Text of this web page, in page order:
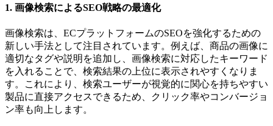
1. 画像検索によるSEO戦略の最適化
画像検索は、ECプラットフォームのSEOを強化するための
新しい手法として注目されています。例えば、商品の画像に
適切なタグや説明を追加し、画像検索に対応したキーワード
を入れることで、検索結果の上位に表示されやすくなりま
す。これにより、検索ユーザーが視覚的に関心を持ちやすい
製品に直接アクセスできるため、クリック率やコンバージョ
ン率も向上します。